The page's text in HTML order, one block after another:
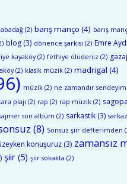
(2) barış manço (4) barış
blog (3) dönence şarkısı (2) Emre
kayaköy(2) fethiye ölüdeniz (2)
(2) klasik müzik (2) madrigal (4)
müzik (2) ne zamandır sendeyim
plajı (2) rap (2) rap müzik (2) sagopa
son albüm (2) sarkastik (3)
(8) Sonsuz şiir defterimden
konuşuruz (3) zamansız
şiir (5) şiir sokakta (2)